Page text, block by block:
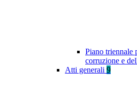
Piano triennale
corruzione e
Atti generali 9